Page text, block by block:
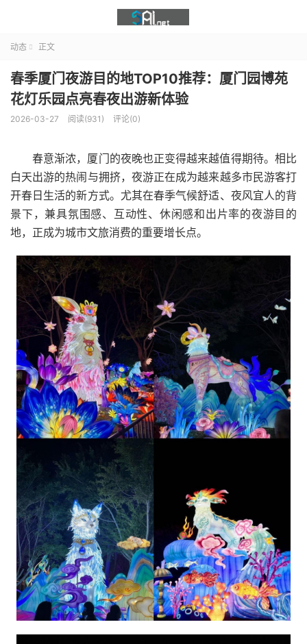
动态  正文
春季厦门夜游目的地TOP10推荐：厦门园博苑
花灯乐园点亮春夜出游新体验
2026-03-27 阅读(931) 评论(0)
春意渐浓，厦门的夜晚也正变得越来越值得期待。相比
白天出游的热闹与拥挤，夜游正在成为越来越多市民游客打
开春日生活的新方式。尤其在春季气候舒适、夜风宜人的背
景下，兼具氛围感、互动性、休闲感和出片率的夜游目的
地，正成为城市文旅消费的重要增长点。